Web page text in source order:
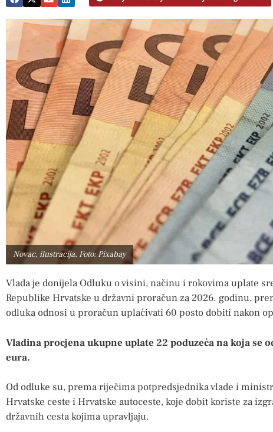
Novac, ilustracija, Foto: Pixabay
Vlada je donijela Odluku o visini, načinu i rokovima uplate
Republike Hrvatske u državni proračun za 2026. godinu,
odluka odnosi u proračun uplaćivati 60 posto dobiti nakon
Vladina procjena ukupne uplate 22 poduzeća na koja se
eura.
Od odluke su, prema riječima potpredsjednika vlade i
Hrvatske ceste i Hrvatske autoceste, koje dobit koriste za
državnih cesta kojima upravljaju.